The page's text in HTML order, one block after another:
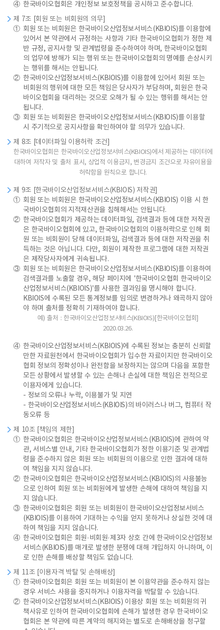
④ 한국바이오협회은 개인정보 보호정책을 공시하고 준수합니다.
제 7조 [회원 또는 비회원의 의무]
① 회원 또는 비회원은 한국바이오산업정보서비스(KBIOIS)를 이용함에
있어서 본 약관에서 규정하는 사항과 기타 한국바이오협회가 정한 제
반 규정, 공지사항 및 관계법령을 준수하여야 하며, 한국바이오협회
의 업무에 방해가 되는 행위 또는 한국바이오협회의 명예를 손상시키
는 행위를 해서는 안됩니다.
② 한국바이오산업정보서비스(KBIOIS)를 이용함에 있어서 회원 또는
비회원의 행위에 대한 모든 책임은 당사자가 부담하며, 회원은 한국
바이오협회을 대리하는 것으로 오해가 될 수 있는 행위를 해서는 안
됩니다.
③ 회원 또는 비회원은 한국바이오산업정보서비스(KBIOIS)를 이용할
시 주기적으로 공지사항을 확인하여야 할 의무가 있습니다.
제 8조 [데이터파일 이용허락 조건]
한국바이오협회은 한국바이오산업정보서비스(KBIOIS)에서 제공하는 데이터에
대하여 저작자 및 출처 표시, 상업적 이용금지, 변경금지 조건으로 자유이용을
허락함을 원칙으로 합니다.
제 9조 [한국바이오산업정보서비스(KBIOIS) 저작권]
① 회원 또는 비회원은 한국바이오산업정보서비스(KBIOIS) 이용 시 한
국바이오협회의 지적재산권을 침해해서는 안됩니다.
② 한국바이오협회가 제공하는 데이터파일, 검색결과 등에 대한 저작권
은 한국바이오협회에 있고, 한국바이오협회의 이용허락으로 인해 회
원 또는 비회원이 당해 데이터파일, 검색결과 등에 대한 저작권을 취
득하는 것은 아닙니다. 다만, 회원이 제작한 프로그램에 대한 저작권
은 제작당사자에게 귀속됩니다.
③ 회원 또는 비회원은 한국바이오산업정보서비스(KBIOIS)를 이용하여
검색결과를 노출할 경우, 해당 페이지에 '한국바이오협회 한국바이오
산업정보서비스(KBIOIS)'를 사용한 결과임을 명시해야 합니다.
KBIOIS에 수록된 모든 통계정보를 임의로 변경하거나 왜곡하지 않아
야 하며 출처를 정확히 기재하여야 합니다.
예) 출처 : 한국바이오산업정보서비스(KBIOIS)[한국바이오협회]
2020.03.26.
④ 한국바이오산업정보서비스(KBIOIS)에 수록된 정보는 충분히 신뢰할
만한 자료원천에서 한국바이오협회가 입수한 자료이지만 한국바이오
협회 정보의 정확성이나 완전함을 보장하지는 않으며 다음을 포함한
모든 상황에서 발생할 수 있는 손해나 손실에 대한 책임은 전적으로
이용자에게 있습니다.
- 정보의 오류나 누락, 이용불가 및 지연
- 한국바이오산업정보서비스(KBIOIS)의 바이러스나 버그, 컴퓨터 작
동오류 등
제 10조 [책임의 제한]
① 한국바이오협회은 한국바이오산업정보서비스(KBIOIS)에 관하여 약
관, 서비스별 안내, 기타 한국바이오협회가 정한 이용기준 및 관계법
령을 준수하지 않은 회원 또는 비회원의 이용으로 인한 결과에 대하
여 책임을 지지 않습니다.
② 한국바이오협회은 한국바이오산업정보서비스(KBIOIS)의 사용불능
으로 인하여 회원 또는 비회원에게 발생한 손해에 대하여 책임을 지
지 않습니다.
③ 한국바이오협회은 회원 또는 비회원이 한국바이오산업정보서비스
(KBIOIS)를 이용하여 기대하는 수익을 얻지 못하거나 상실한 것에 대
하여 책임을 지지 않습니다.
④ 한국바이오협회은 회원·비회원·제3자 상호 간에 한국바이오산업정보
서비스(KBIOIS)를 매개로 발생한 분쟁에 대해 개입하지 아니하며, 이
로 인한 손해를 배상할 책임도 없습니다.
제 11조 [이용자격 박탈 및 손해배상]
① 한국바이오협회은 회원 또는 비회원이 본 이용약관을 준수하지 않는
경우 서비스 사용을 중지하거나 이용자격을 박탈할 수 있습니다.
② 한국바이오산업정보서비스(KBIOIS) 이용상 회원 또는 비회원의 귀
책사유로 인하여 한국바이오협회에 손해가 발생한 경우 한국바이오
협회은 본 약관에 따른 계약의 해지와는 별도로 손해배상을 청구할